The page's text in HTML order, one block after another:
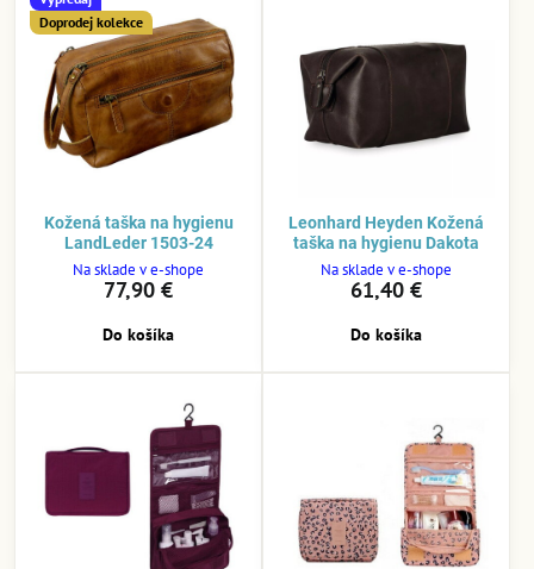
Doprodej kolekce
Kožená taška na hygienu
LandLeder 1503-24
Na sklade v e-shope
77,90 €
Do košíka
Leonhard Heyden Kožená
taška na hygienu Dakota
Na sklade v e-shope
61,40 €
Do košíka